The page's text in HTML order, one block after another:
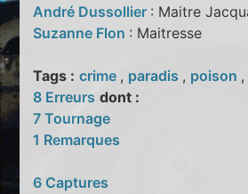
André Dussollier : Maitre
Suzanne Flon : Maitresse
Tags : crime , paradis , poison ,
8 Erreurs dont :
7 Tournage
1 Remarques
6 Captures